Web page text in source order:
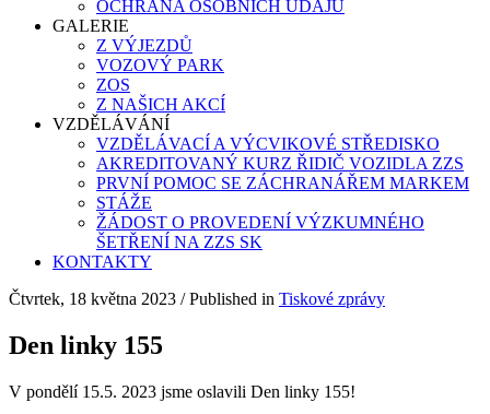
OCHRANA OSOBNÍCH ÚDAJŮ
GALERIE
Z VÝJEZDŮ
VOZOVÝ PARK
ZOS
Z NAŠICH AKCÍ
VZDĚLÁVÁNÍ
VZDĚLÁVACÍ A VÝCVIKOVÉ STŘEDISKO
AKREDITOVANÝ KURZ ŘIDIČ VOZIDLA ZZS
PRVNÍ POMOC SE ZÁCHRANÁŘEM MARKEM
STÁŽE
ŽÁDOST O PROVEDENÍ VÝZKUMNÉHO
ŠETŘENÍ NA ZZS SK
KONTAKTY
Čtvrtek, 18 května 2023 /Published in Tiskové zprávy
Den linky 155
V pondělí 15.5. 2023 jsme oslavili Den linky 155!